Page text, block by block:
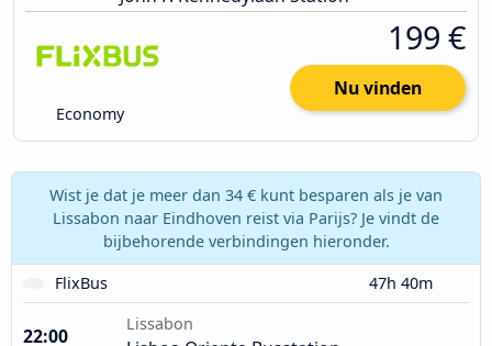
Economy
199 €
Nu vinden
Wist je dat je meer dan 34 € kunt besparen als je van
Lissabon naar Eindhoven reist via Parijs? Je vindt de
bijbehorende verbindingen hieronder.
FlixBus
47h 40m
22:00
Lissabon